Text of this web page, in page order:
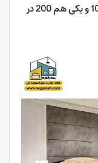
بیشتری دارند، هست: تختخواب 200 در 100 و یکی هم 200 در